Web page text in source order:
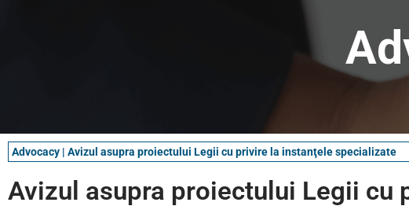
Advocacy | Avizul asupra proiectului Legii cu privire la instanţele specializate
Avizul asupra proiectului Legii